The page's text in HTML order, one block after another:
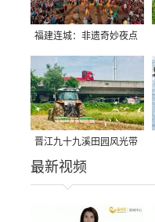
福建连城：非遗奇妙夜点
亮夏夜
晋江九十九溪田园风光带
千亩早稻迎来成熟收割季
最新视频